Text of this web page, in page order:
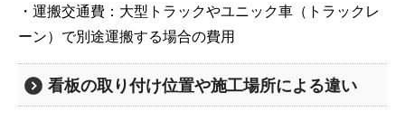
・運搬交通費：大型トラックやユニック車（トラックレ
ーン）で別途運搬する場合の費用
看板の取り付け位置や施工場所による違い